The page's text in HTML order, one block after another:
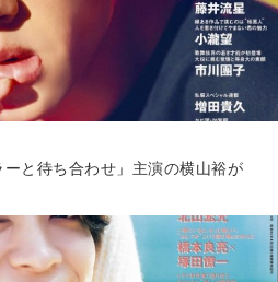
ーと待ち合わせ」主演の横山裕が